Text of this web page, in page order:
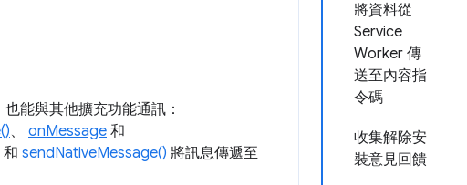
將資料從
Service
Worker 傳
送至內容指
令碼
收集解除安
裝意見回饋
能與其他擴充功能通訊：
、 onMessage 和
和 sendNativeMessage() 將訊息傳遞至